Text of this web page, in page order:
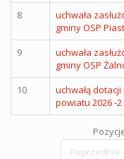
8
uchwała
gminy OSP
9
uchwała
gminy OSP
10
uchwałą dotacji
powiatu 2026 -2
Poprzednia